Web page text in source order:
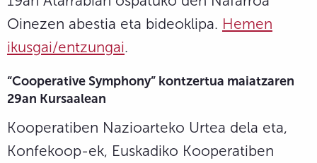
Oinezen abestia eta bideoklipa. Hemen
ikusgai/entzungai.
“Cooperative Symphony” kontzertua maiatzaren
29an Kursaalean
Kooperatiben Nazioarteko Urtea dela eta,
Konfekoop-ek, Euskadiko Kooperatiben